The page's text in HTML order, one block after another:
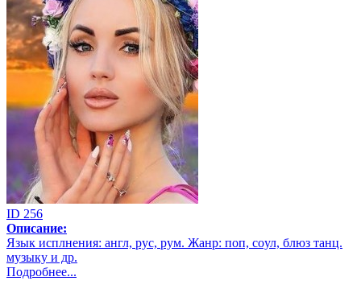
ID 256
Описание:
Язык исплнения: англ, рус, рум. Жанр: поп, coул, блюз танц.
музыку и др.
Подробнее...